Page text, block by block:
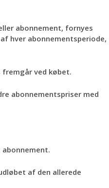
abonnement, fornyes
hver abonnementsperiode,
fremgår ved købet.
abonnementspriser med
af den allerede